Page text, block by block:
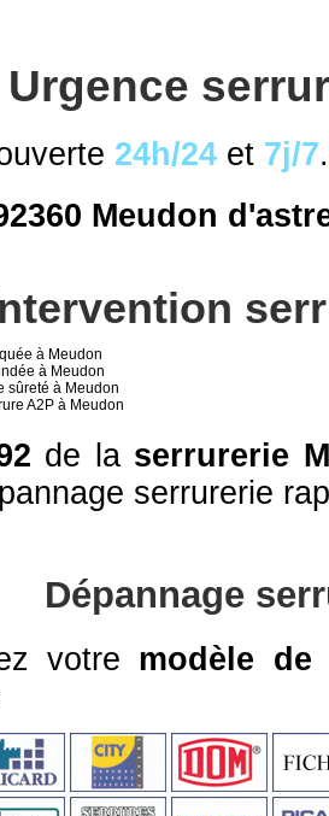
Urgence
24h/24et 7j/7
Meudon
à Meudon
à Meudon
sûreté à Meudon
A2P à Meudon
de la serrurerie
serrurerie
Dépannage
votre modèle de